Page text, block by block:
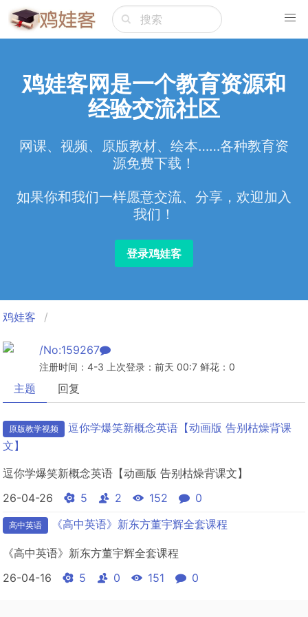
鸡娃客网是一个教育资源和
经验交流社区
网课、视频、原版教材、绘本……各种教育资
源免费下载！
如果你和我们一样愿意交流、分享，欢迎加入
我们！
登录鸡娃客
鸡娃客
/No:159267
注册时间：4-3 上次登录：前天 00:7 鲜花：0
主题 回复
原版教学视频
逗你学爆笑新概念英语【动画版 告别枯燥背课
文】
逗你学爆笑新概念英语【动画版 告别枯燥背课文】
26-04-26
5 2 152 0
高中英语 《高中英语》新东方董宇辉全套课程
《高中英语》新东方董宇辉全套课程
26-04-16
5 0 151 0